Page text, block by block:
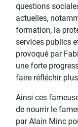
questions
actuelles,
formation, la
services publics
provoqué par
une forte
faire réfléchir
Ainsi ces
de nourrir le
par Alain Minc